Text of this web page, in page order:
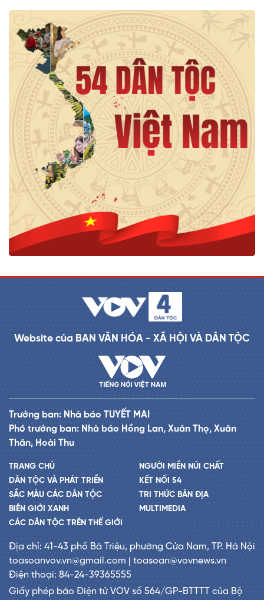
Website của BAN VĂN HÓA - XÃ HỘI VÀ DÂN TỘC
Trưởng ban: Nhà báo TUYẾT MAI
Phó trưởng ban: Nhà báo Hồng Lan, Xuân Thọ, Xuân
Thân, Hoài Thu
TRANG CHỦ
DÂN TỘC VÀ PHÁT TRIỂN
SẮC MÀU CÁC DÂN TỘC
BIÊN GIỚI XANH
CÁC DÂN TỘC TRÊN THẾ GIỚI
NGƯỜI MIỀN NÚI CHẤT
KẾT NỐI 54
TRI THỨC BẢN ĐỊA
MULTIMEDIA
Địa chỉ: 41-43 phố Bà Triệu, phường Cửa Nam, TP. Hà Nội
toasoanvov.vn@gmail.com | toasoan@vovnews.vn
Điện thoại: 84-24-39365555
Giấy phép báo Điện tử VOV số 564/GP-BTTTT của Bộ